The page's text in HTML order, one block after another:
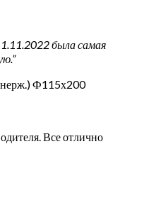
была самая
нерж.) Ф115х200
Все отлично